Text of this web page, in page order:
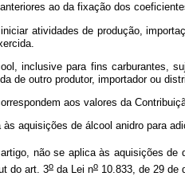
ao da fixação dos
atividades de produção,
inclusive para fins carburantes,
de outro produtor, importador ou
aos valores da
aquisições de álcool anidro para
não se aplica às aquisições
do art. 3o da Lei no 10.833, de 29 de